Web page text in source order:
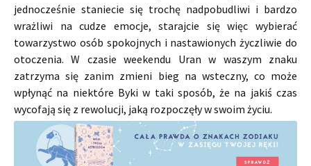
jednocześnie staniecie się trochę nadpobudliwi i bardzo
wrażliwi na cudze emocje, starajcie się więc wybierać
towarzystwo osób spokojnych i nastawionych życzliwie do
otoczenia. W czasie weekendu Uran w waszym znaku
zatrzyma się zanim zmieni bieg na wsteczny, co może
wpłynąć na niektóre Byki w taki sposób, że na jakiś czas
wycofają się z rewolucji, jaką rozpoczęły w swoim życiu.